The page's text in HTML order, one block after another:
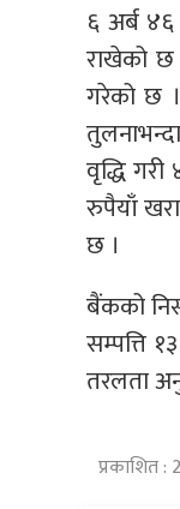
६ अर्ब
राखेको
गरेको छ
वृद्धि
रुपैयाँ
छ ।
बैंकको
सम्पत्ति
तरलता
प्रकाशित :